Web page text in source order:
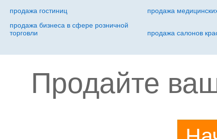
продажа гостиниц
продажа
продажа бизнеса в сфере розничной
торговли
продажа салонов
Продайте